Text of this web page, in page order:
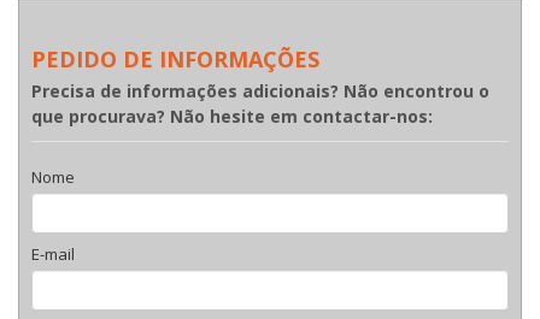
PEDIDO DE INFORMAÇÕES
Precisa de informações adicionais? Não encontrou o
que procurava? Não hesite em contactar-nos:
Nome
E-mail